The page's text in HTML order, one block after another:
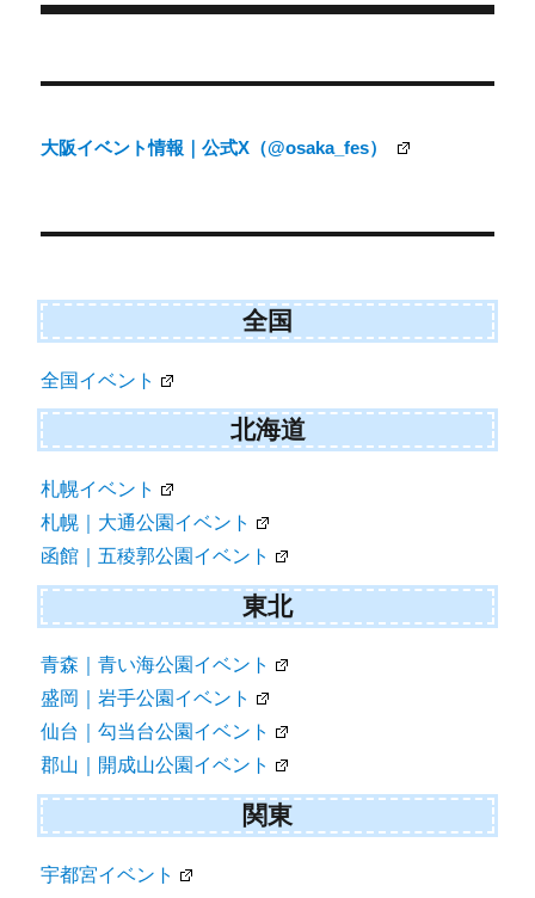
稿
ビ
ー
ョ
ン
大阪イベント情報｜公式X（@osaka_fes）
全国
全国イベント
北海道
札幌イベント
札幌｜大通公園イベント
函館｜五稜郭公園イベント
東北
青森｜青い海公園イベント
盛岡｜岩手公園イベント
仙台｜勾当台公園イベント
郡山｜開成山公園イベント
関東
宇都宮イベント